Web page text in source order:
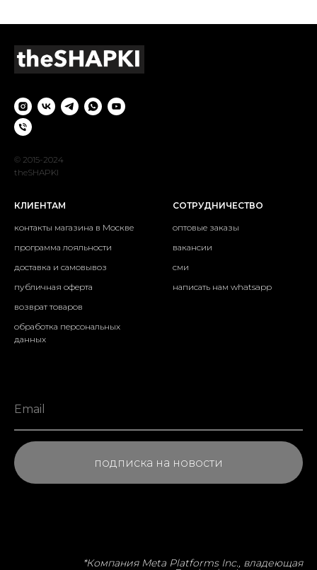
© 2015-2024
theSHAPKI
КЛИЕНТАМ
контакты магазина в Москве
программа лояльности
доставка и самовывоз
публичная оферта
возврат товаров
обработка персональных
данных
СОТРУДНИЧЕСТВО
оптовые заказы
вакансии
сми
написать нам whatsapp
подписка на новости
*Компания Meta Platforms Inc., владеющая